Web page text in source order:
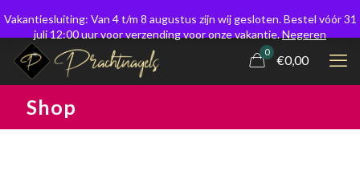
0
€0,00
Shop
Vakantiesluiting: Van 4 t/m 8 augustus zijn wij gesloten. Bestel vóór 31
juli 12:00 uur voor verzending voor onze vakantie.Negeren